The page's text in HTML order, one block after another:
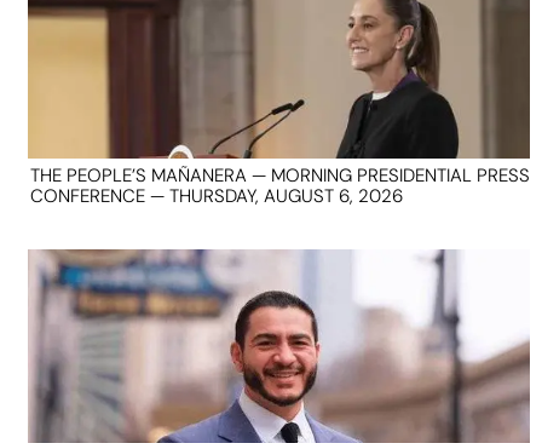
THE PEOPLE’S MAÑANERA — MORNING PRESIDENTIAL PRESS
CONFERENCE — THURSDAY, AUGUST 6, 2026